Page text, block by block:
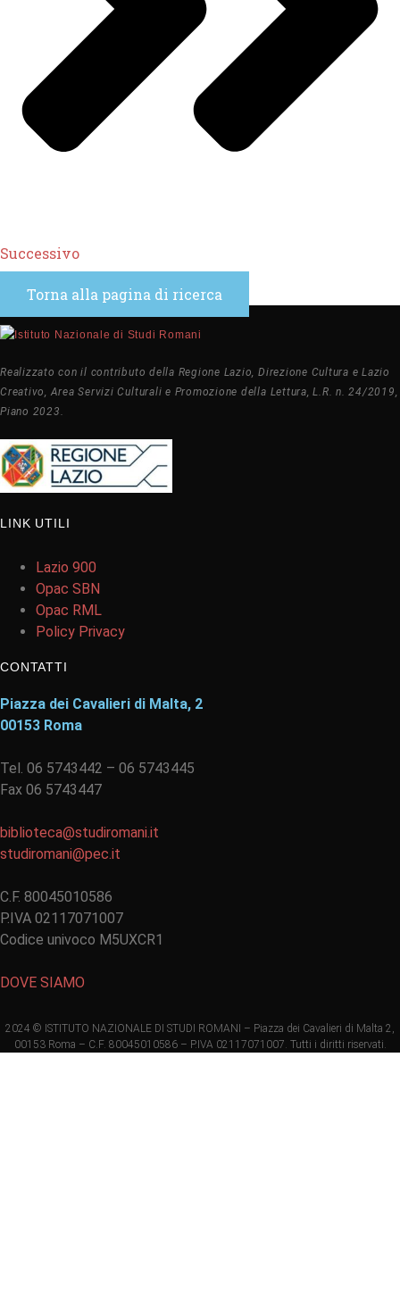
Successivo
Torna alla pagina di ricerca
Realizzato con il contributo della Regione Lazio, Direzione Cultura e Lazio
Creativo, Area Servizi Culturali e Promozione della Lettura, L.R. n. 24/2019,
Piano 2023.
LINK UTILI
Lazio 900
Opac SBN
Opac RML
Policy Privacy
CONTATTI
Piazza dei Cavalieri di Malta, 2
00153 Roma
Tel. 06 5743442 – 06 5743445
Fax 06 5743447
biblioteca@studiromani.it
studiromani@pec.it
C.F. 80045010586
P.IVA 02117071007
Codice univoco M5UXCR1
DOVE SIAMO
2024 © ISTITUTO NAZIONALE DI STUDI ROMANI – Piazza dei Cavalieri di Malta 2,
00153 Roma – C.F. 80045010586 – P.IVA 02117071007. Tutti i diritti riservati.